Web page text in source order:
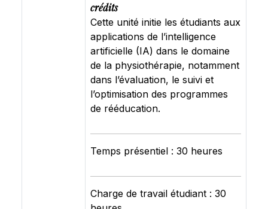
crédits
Cette unité initie les étudiants aux
applications de l’intelligence
artificielle (IA) dans le domaine
de la physiothérapie, notamment
dans l’évaluation, le suivi et
l’optimisation des programmes
de rééducation.
Temps présentiel : 30 heures
Charge de travail étudiant : 30